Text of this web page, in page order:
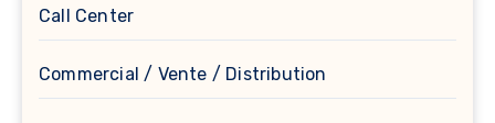
Call Center
Commercial / Vente / Distribution